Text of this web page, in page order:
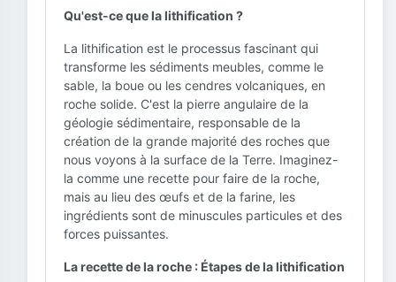
Qu'est-ce que la lithification ?
La lithification est le processus fascinant qui
transforme les sédiments meubles, comme le
sable, la boue ou les cendres volcaniques, en
roche solide. C'est la pierre angulaire de la
géologie sédimentaire, responsable de la
création de la grande majorité des roches que
nous voyons à la surface de la Terre. Imaginez-
la comme une recette pour faire de la roche,
mais au lieu des œufs et de la farine, les
ingrédients sont de minuscules particules et des
forces puissantes.
La recette de la roche : Étapes de la lithification